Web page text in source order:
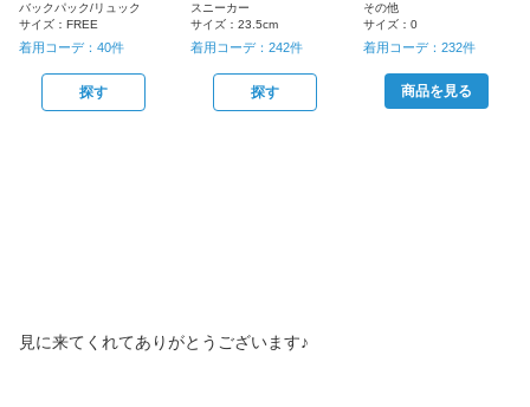
バックパック/リュック
サイズ： FREE
着用コーデ： 40件
探す
スニーカー
サイズ：23.5cm
着用コーデ：242件
探す
その他
サイズ： 0
着用コーデ： 232件
商品を見る
見に来てくれてありがとうございます♪